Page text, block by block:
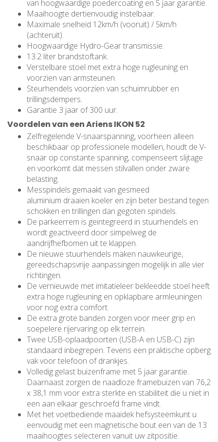
van hoogwaardige poedercoating en 5 jaar garantie.
Maaihoogte dertienvoudig instelbaar.
Maximale snelheid 12km/h (vooruit) / 5km/h
(achteruit).
Hoogwaardige Hydro-Gear transmissie.
13.2 liter brandstoftank.
Verstelbare stoel met extra hoge rugleuning en
voorzien van armsteunen.
Steurhendels voorzien van schuimrubber en
trillingsdempers.
Garantie 3 jaar of 300 uur.
Voordelen van een Ariens IKON 52
Zelfregelende V-snaarspanning, voorheen alleen
beschikbaar op professionele modellen, houdt de V-
snaar op constante spanning, compenseert slijtage
en voorkomt dat messen stilvallen onder zware
belasting.
Messpindels gemaakt van gesmeed
aluminium draaien koeler en zijn beter bestand tegen
schokken en trillingen dan gegoten spindels.
De parkeerrem is geïntegreerd in stuurhendels en
wordt geactiveerd door simpelweg de
aandrijfhefbomen uit te klappen.
De nieuwe stuurhendels maken nauwkeurige,
gereedschapsvrije aanpassingen mogelijk in alle vier
richtingen.
De vernieuwde met imitatieleer bekleedde stoel heeft
extra hoge rugleuning en opklapbare armleuningen
voor nog extra comfort.
De extra grote banden zorgen voor meer grip en
soepelere rijervaring op elk terrein.
Twee USB-oplaadpoorten (USB-A en USB-C) zijn
standaard inbegrepen. Tevens een praktische opberg
vak voor telefoon of drankjes.
Volledig gelast buizenframe met 5 jaar garantie.
Daarnaast zorgen de naadloze framebuizen van 76,2
x 38,1 mm voor extra sterkte en stabiliteit die u niet in
een aan elkaar geschroefd frame vindt.
Met het voetbediende maaidek hefsysteemkunt u
eenvoudig met een magnetische bout een van de 13
maaihoogtes selecteren vanuit uw zitpositie.